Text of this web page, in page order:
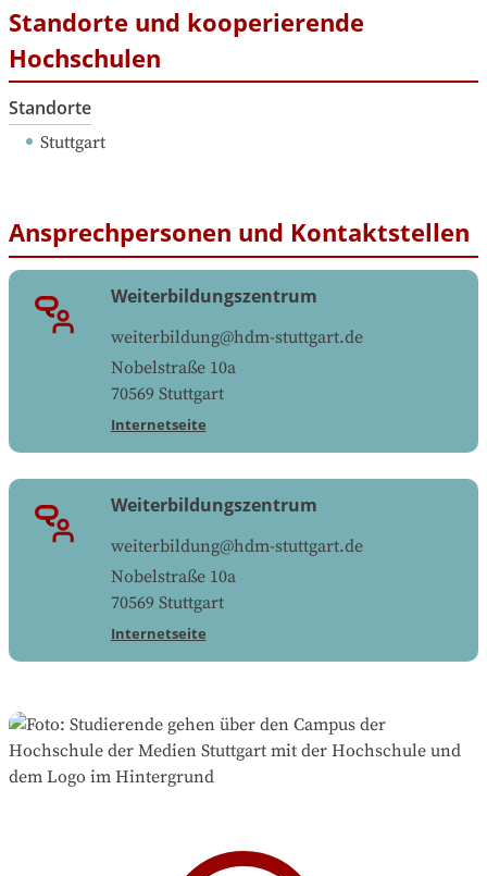
Standorte und kooperierende
Hochschulen
Standorte
Stuttgart
Ansprechpersonen und Kontaktstellen
Weiterbildungszentrum
weiterbildung@hdm-stuttgart.de
Nobelstraße 10a
70569 Stuttgart
Internetseite
Weiterbildungszentrum
weiterbildung@hdm-stuttgart.de
Nobelstraße 10a
70569 Stuttgart
Internetseite